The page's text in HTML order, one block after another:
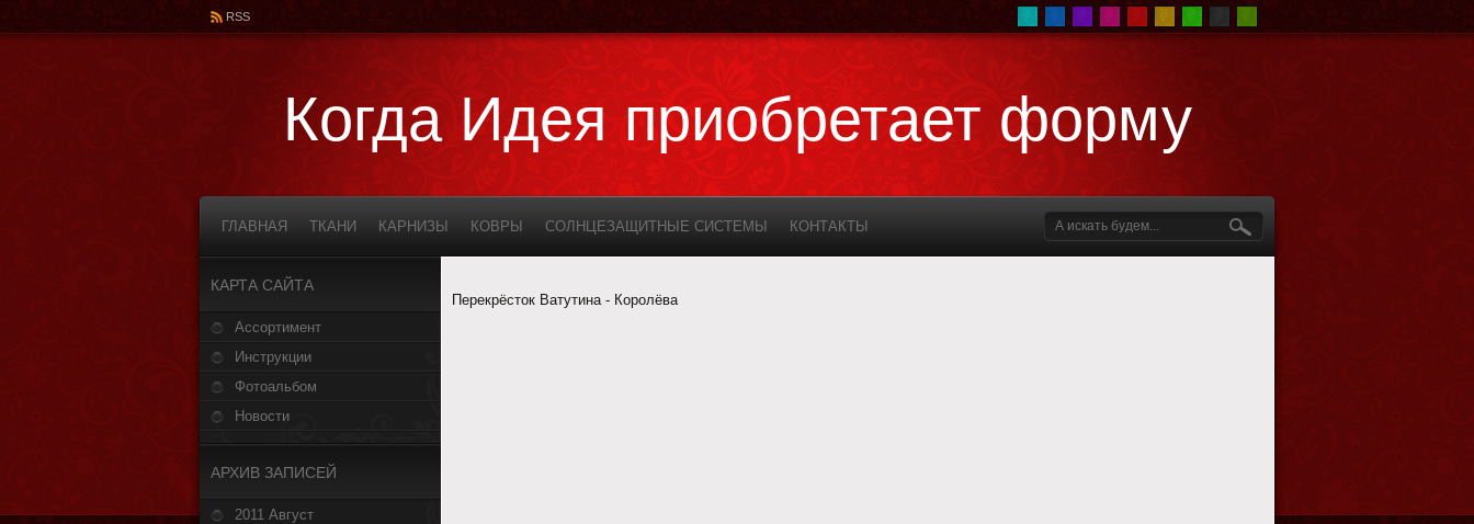
RSS
Когда Идея приобретает форму
ГЛАВНАЯ ТКАНИ КАРНИЗЫ КОВРЫ СОЛНЦЕЗАЩИТНЫЕ СИСТЕМЫ КОНТАКТЫ
КАРТА САЙТА
Ассортимент
Инструкции
Фотоальбом
Новости
АРХИВ ЗАПИСЕЙ
2011 Август
Перекрёсток Ватутина - Королёва